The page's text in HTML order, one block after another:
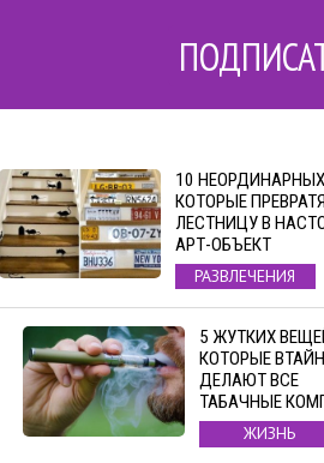
10
КОТОРЫЕ
ЛЕСТНИЦУ В
АРТ-ОБЪЕКТ
РАЗВЛЕЧЕНИЯ
5 ЖУТКИХ
КОТОРЫЕ
ДЕЛАЮТ ВСЕ
ТАБАЧНЫЕ
ЖИЗНЬ